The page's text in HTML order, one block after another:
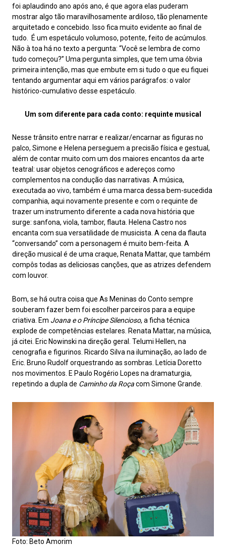
foi aplaudindo ano após ano, é que agora elas puderam
mostrar algo tão maravilhosamente ardiloso, tão plenamente
arquitetado e concebido. Isso fica muito evidente ao final de
tudo. É um espetáculo volumoso, potente, feito de acúmulos.
Não à toa há no texto a pergunta: “Você se lembra de como
tudo começou?” Uma pergunta simples, que tem uma óbvia
primeira intenção, mas que embute em si tudo o que eu fiquei
tentando argumentar aqui em vários parágrafos: o valor
histórico-cumulativo desse espetáculo.
Um som diferente para cada conto: requinte musical
Nesse trânsito entre narrar e realizar/encarnar as figuras no
palco, Simone e Helena perseguem a precisão física e gestual,
além de contar muito com um dos maiores encantos da arte
teatral: usar objetos cenográficos e adereços como
complementos na condução das narrativas. A música,
executada ao vivo, também é uma marca dessa bem-sucedida
companhia, aqui novamente presente e com o requinte de
trazer um instrumento diferente a cada nova história que
surge: sanfona, viola, tambor, flauta. Helena Castro nos
encanta com sua versatilidade de musicista. A cena da flauta
“conversando” com a personagem é muito bem-feita. A
direção musical é de uma craque, Renata Mattar, que também
compôs todas as deliciosas canções, que as atrizes defendem
com louvor.
Bom, se há outra coisa que As Meninas do Conto sempre
souberam fazer bem foi escolher parceiros para a equipe
criativa. Em Joana e o Príncipe Silencioso, a ficha técnica
explode de competências estelares. Renata Mattar, na música,
já citei. Eric Nowinski na direção geral. Telumi Hellen, na
cenografia e figurinos. Ricardo Silva na iluminação, ao lado de
Eric. Bruno Rudolf orquestrando as sombras. Letícia Doretto
nos movimentos. E Paulo Rogério Lopes na dramaturgia,
repetindo a dupla de Caminho da Roçacom Simone Grande.
Foto: Beto Amorim